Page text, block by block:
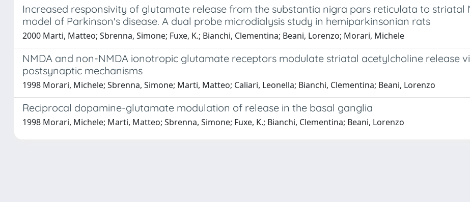
Increased responsivity of glutamate release from the substantia nigra pars reticulata to striatal
model of Parkinson's disease. A dual probe microdialysis study in hemiparkinsonian rats
2000 Marti, Matteo; Sbrenna, Simone; Fuxe, K.; Bianchi, Clementina; Beani, Lorenzo; Morari, Michele
NMDA and non-NMDA ionotropic glutamate receptors modulate striatal acetylcholine release
postsynaptic mechanisms
1998 Morari, Michele; Sbrenna, Simone; Marti, Matteo; Caliari, Leonella; Bianchi, Clementina; Beani, Lorenzo
Reciprocal dopamine-glutamate modulation of release in the basal ganglia
1998 Morari, Michele; Marti, Matteo; Sbrenna, Simone; Fuxe, K.; Bianchi, Clementina; Beani, Lorenzo